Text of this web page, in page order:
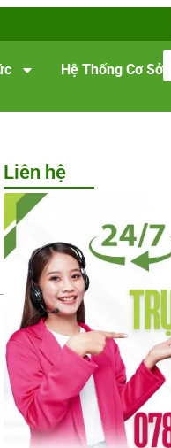
Hệ Thống Cơ Sở
Liên hệ